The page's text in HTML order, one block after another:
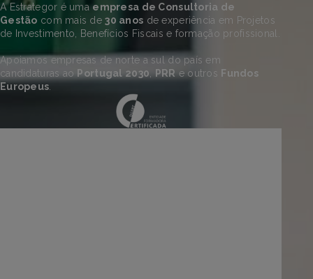
A Estrategor é uma empresa de Consultoria de
Gestão com mais de30 anos de experiência em Projetos
de Investimento, Benefícios Fiscais e formação profissional.
Apoiamos empresas de norte a sul do país em
candidaturas ao Portugal 2030 PRR e outros Fundos
Europeus